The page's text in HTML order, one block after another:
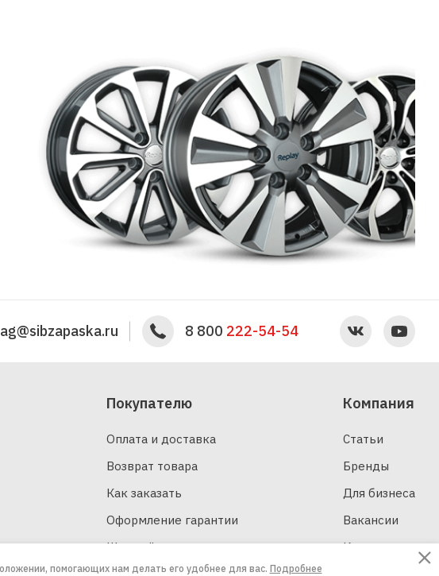
8 800 222-54-54
Покупателю
Оплата и доставка
Возврат товара
Как заказать
Оформление гарантии
Шинный калькулятор
Компания
Статьи
Бренды
Для бизнеса
Вакансии
Контакты
помогающих нам делать его удобнее для вас. Подробнее